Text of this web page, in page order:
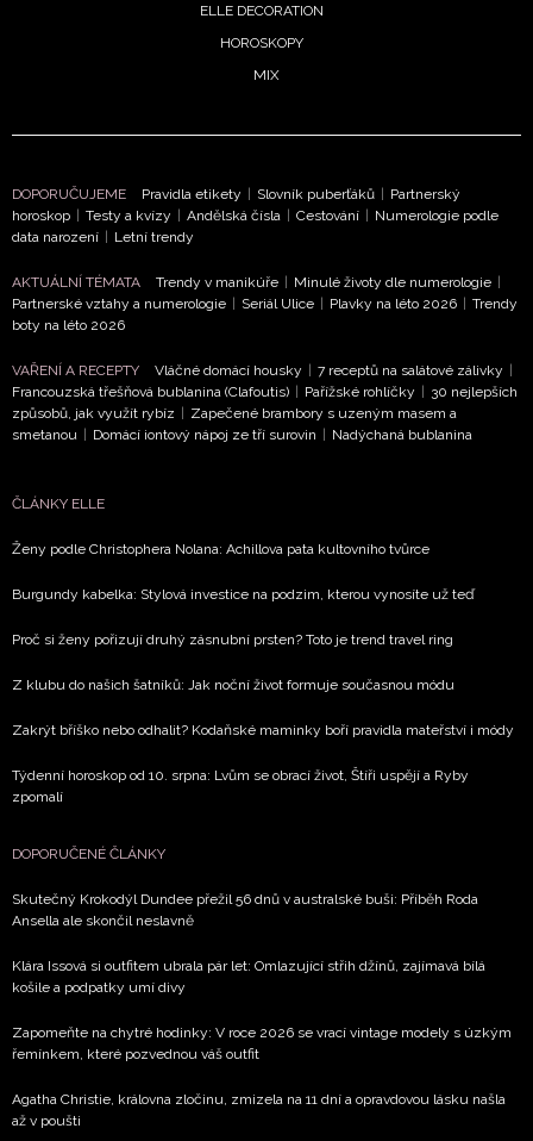
ODESLAT
Přihlášením k newsletteru souhlasíte sObchodními
podmínkami společnosti BurdaMedia Extra s.r.o.a
potvrzujete, že jste se seznámili se Zásadami
vyhodnocení akce a zasílání novinek.
Chcete navíc dostávat i další zajímavé a exkluzivní
informace od našich partnerů? Pokud souhlasíte se
soukromí BurdaMedia Extra s.r.o., zaškrtněte toto pole.
ELLE DECORATION
HOROSKOPY
MIX
DOPORUČUJEME Pravidla etikety | Slovník puberťáků | Partnerský
horoskop | Testy a kvízy | Andělská čísla | Cestování | Numerologie podle
data narození | Letní trendy
AKTUÁLNÍ TÉMATA Trendy v manikúře | Minulé životy dle numerologie |
Partnerské vztahy a numerologie | Seriál Ulice | Plavky na léto 2026 | Trendy
boty na léto 2026
VAŘENÍ A RECEPTY Vláčné domácí housky | 7 receptů na salátové zálivky |
Francouzská třešňová bublanina (Clafoutis) | Pařížské rohlíčky | 30 nejlepších
způsobů, jak využít rybíz | Zapečené brambory s uzeným masem a
smetanou | Domácí iontový nápoj ze tří surovin | Nadýchaná bublanina
ČLÁNKY ELLE
Ženy podle Christophera Nolana: Achillova pata kultovního tvůrce
Burgundy kabelka: Stylová investice na podzim, kterou vynosíte už teď
Proč si ženy pořizují druhý zásnubní prsten? Toto je trend travel ring
Z klubu do našich šatníků: Jak noční život formuje současnou módu
Zakrýt bříško nebo odhalit? Kodaňské maminky boří pravidla mateřství i módy
Týdenní horoskop od 10. srpna: Lvům se obrací život, Štíři uspějí a Ryby
zpomalí
DOPORUČENÉ ČLÁNKY
Skutečný Krokodýl Dundee přežil 56 dnů v australské buši: Příběh Roda
Ansella ale skončil neslavně
Klára Issová si outfitem ubrala pár let: Omlazující střih džínů, zajímavá bílá
košile a podpatky umí divy
Zapomeňte na chytré hodinky: V roce 2026 se vrací vintage modely s úzkým
řemínkem, které pozvednou váš outfit
Agatha Christie, královna zločinu, zmizela na 11 dní a opravdovou lásku našla
až v poušti